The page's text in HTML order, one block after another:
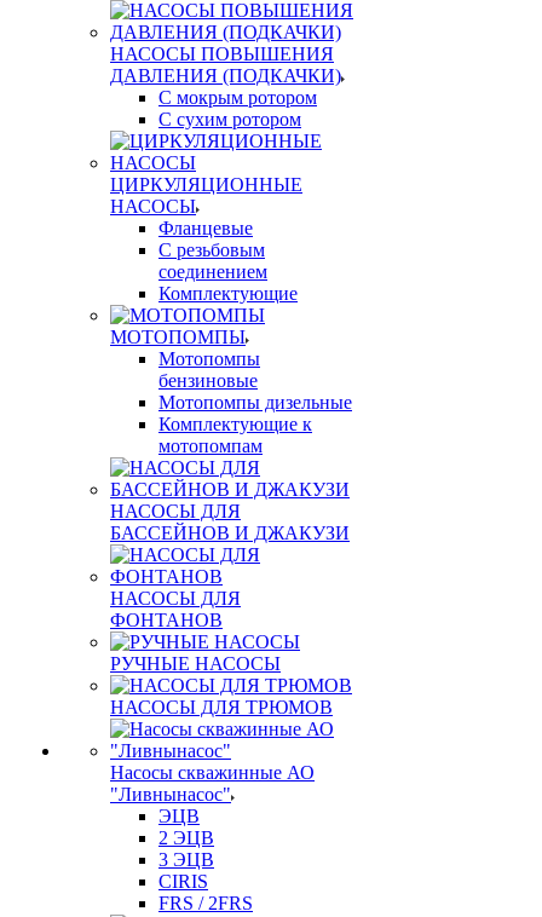
НАСОСЫ ПОВЫШЕНИЯ
ДАВЛЕНИЯ (ПОДКАЧКИ)
С мокрым ротором
С сухим ротором
ЦИРКУЛЯЦИОННЫЕ
НАСОСЫ
Фланцевые
С резьбовым
соединением
Комплектующие
МОТОПОМПЫ
Мотопомпы
бензиновые
Мотопомпы дизельные
Комплектующие к
мотопомпам
НАСОСЫ ДЛЯ
БАССЕЙНОВ И ДЖАКУЗИ
НАСОСЫ ДЛЯ
ФОНТАНОВ
РУЧНЫЕ НАСОСЫ
НАСОСЫ ДЛЯ ТРЮМОВ
Насосы скважинные АО
"Ливнынасос"
ЭЦВ
2 ЭЦВ
3 ЭЦВ
CIRIS
FRS / 2FRS